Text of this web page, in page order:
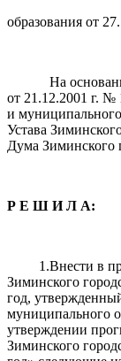
образования от
На основании
от 21.12.2001 г. №
и муниципального
Устава
Дума Зиминского
Р Е Ш И Л А:
1.Внести в
Зиминского
год,
муниципального
утверждении
Зиминского